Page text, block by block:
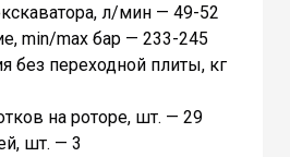
л/мин — 49-52
min/max бар — 233-245
без переходной плиты, кг
на роторе, шт. — 29
шт. — 3